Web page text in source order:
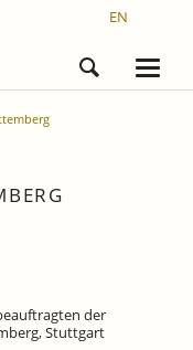
EN
der
Stuttgart